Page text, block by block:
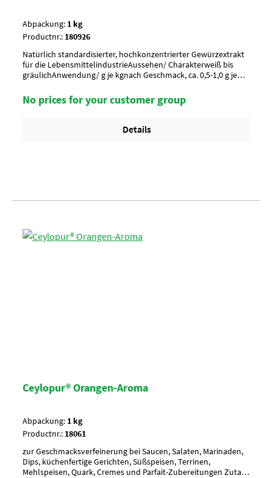
Abpackung: 1 kg
Productnr.: 180926
Natürlich standardisierter, hochkonzentrierter Gewürzextrakt
für die LebensmittelindustrieAussehen/ Charakterweiß bis
gräulichAnwendung/ g je kgnach Geschmack, ca. 0,5-1,0 g je
PaletteArtikel-StatusHalal zertifiziert
No prices for your customer group
Details
Ceylopur® Orangen-Aroma
Abpackung: 1 kg
Productnr.: 18061
zur Geschmacksverfeinerung bei Saucen, Salaten, Marinaden,
Dips, küchenfertige Gerichten, Süßspeisen, Terrinen,
Mehlspeisen, Quark, Cremes und Parfait-Zubereitungen Zutat